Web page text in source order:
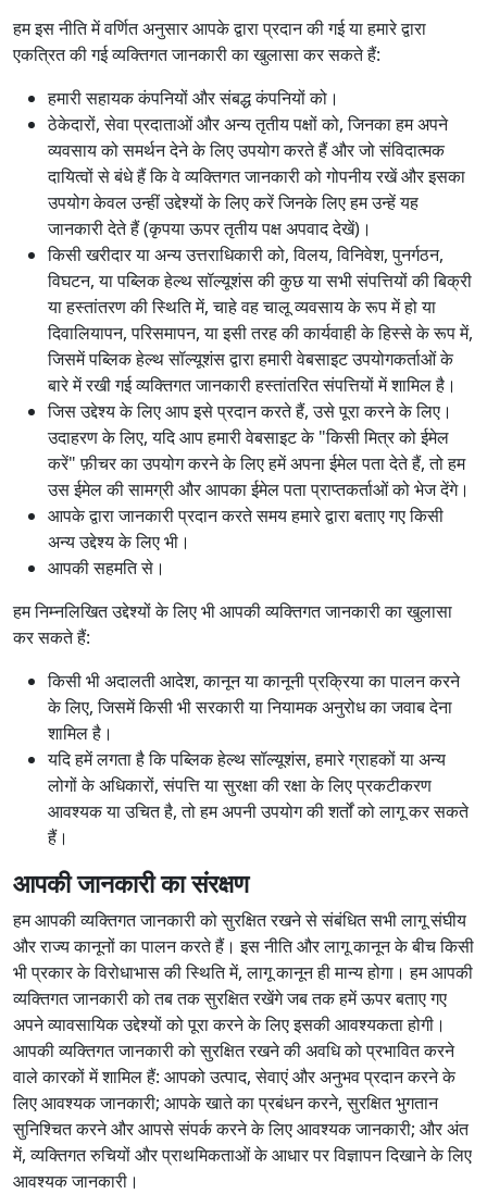
हम इस नीति में वर्णित अनुसार आपके द्वारा प्रदान की गई या हमारे द्वारा
एकत्रित की गई व्यक्तिगत जानकारी का खुलासा कर सकते हैं:
हमारी सहायक कंपनियों और संबद्ध कंपनियों को।
ठेकेदारों, सेवा प्रदाताओं और अन्य तृतीय पक्षों को, जिनका हम अपने
व्यवसाय को समर्थन देने के लिए उपयोग करते हैं और जो संविदात्मक
दायित्वों से बंधे हैं कि वे व्यक्तिगत जानकारी को गोपनीय रखें और इसका
उपयोग केवल उन्हीं उद्देश्यों के लिए करें जिनके लिए हम उन्हें यह
जानकारी देते हैं (कृपया ऊपर तृतीय पक्ष अपवाद देखें)।
किसी खरीदार या अन्य उत्तराधिकारी को, विलय, विनिवेश, पुनर्गठन,
विघटन, या पब्लिक हेल्थ सॉल्यूशंस की कुछ या सभी संपत्तियों की बिक्री
या हस्तांतरण की स्थिति में, चाहे वह चालू व्यवसाय के रूप में हो या
दिवालियापन, परिसमापन, या इसी तरह की कार्यवाही के हिस्से के रूप में,
जिसमें पब्लिक हेल्थ सॉल्यूशंस द्वारा हमारी वेबसाइट उपयोगकर्ताओं के
बारे में रखी गई व्यक्तिगत जानकारी हस्तांतरित संपत्तियों में शामिल है।
जिस उद्देश्य के लिए आप इसे प्रदान करते हैं, उसे पूरा करने के लिए।
उदाहरण के लिए, यदि आप हमारी वेबसाइट के "किसी मित्र को ईमेल
करें" फ़ीचर का उपयोग करने के लिए हमें अपना ईमेल पता देते हैं, तो हम
उस ईमेल की सामग्री और आपका ईमेल पता प्राप्तकर्ताओं को भेज देंगे।
आपके द्वारा जानकारी प्रदान करते समय हमारे द्वारा बताए गए किसी
अन्य उद्देश्य के लिए भी।
आपकी सहमति से।
हम निम्नलिखित उद्देश्यों के लिए भी आपकी व्यक्तिगत जानकारी का खुलासा
कर सकते हैं:
किसी भी अदालती आदेश, कानून या कानूनी प्रक्रिया का पालन करने
के लिए, जिसमें किसी भी सरकारी या नियामक अनुरोध का जवाब देना
शामिल है।
यदि हमें लगता है कि पब्लिक हेल्थ सॉल्यूशंस, हमारे ग्राहकों या अन्य
लोगों के अधिकारों, संपत्ति या सुरक्षा की रक्षा के लिए प्रकटीकरण
आवश्यक या उचित है, तो हम अपनी उपयोग की शर्तों को लागू कर सकते
हैं।
आपकी जानकारी का संरक्षण
हम आपकी व्यक्तिगत जानकारी को सुरक्षित रखने से संबंधित सभी लागू संघीय
और राज्य कानूनों का पालन करते हैं। इस नीति और लागू कानून के बीच किसी
भी प्रकार के विरोधाभास की स्थिति में, लागू कानून ही मान्य होगा। हम आपकी
व्यक्तिगत जानकारी को तब तक सुरक्षित रखेंगे जब तक हमें ऊपर बताए गए
अपने व्यावसायिक उद्देश्यों को पूरा करने के लिए इसकी आवश्यकता होगी।
आपकी व्यक्तिगत जानकारी को सुरक्षित रखने की अवधि को प्रभावित करने
वाले कारकों में शामिल हैं: आपको उत्पाद, सेवाएं और अनुभव प्रदान करने के
लिए आवश्यक जानकारी; आपके खाते का प्रबंधन करने, सुरक्षित भुगतान
सुनिश्चित करने और आपसे संपर्क करने के लिए आवश्यक जानकारी; और अंत
में, व्यक्तिगत रुचियों और प्राथमिकताओं के आधार पर विज्ञापन दिखाने के लिए
आवश्यक जानकारी।